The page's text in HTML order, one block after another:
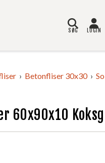
SØG LOGIN
Betonfliser 30x30
60x90x10